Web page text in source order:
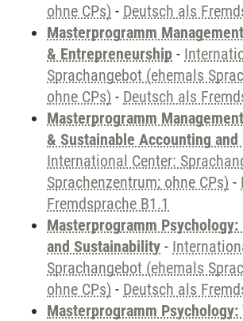
ohne CPs) - Deutsch als
Masterprogramm
& Entrepreneurship -
Sprachangebot (ehemals
ohne CPs) - Deutsch als
Masterprogramm
& Sustainable Accounting and
International Center:
Sprachenzentrum; ohne CPs) -
Fremdsprache B1.1
Masterprogramm Psychology:
and Sustainability -
Sprachangebot (ehemals
ohne CPs) - Deutsch als
Masterprogramm Psychology: